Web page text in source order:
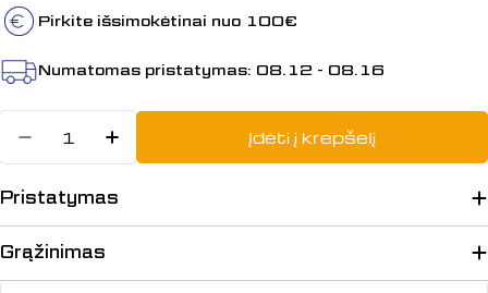
Pirkite išsimokėtinai nuo 100€
Numatomas pristatymas: 08.12 - 08.16
Sumažinti kiekį: BEARING,
Padidinti BEARING,
Įdėti į krepšelį
Pristatymas
Grąžinimas